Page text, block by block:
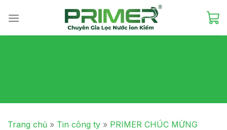
Trang chủ » Tin công ty » PRIMER CHÚC MỪNG